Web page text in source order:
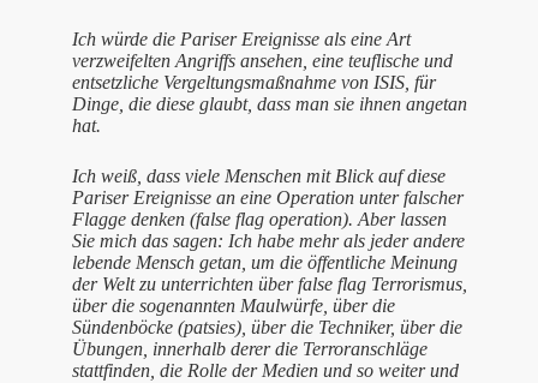
Ich würde die Pariser Ereignisse als eine Art
verzweifelten Angriffs ansehen, eine teuflische und
entsetzliche Vergeltungsmaßnahme von ISIS, für
Dinge, die diese glaubt, dass man sie ihnen angetan
hat.
Ich weiß, dass viele Menschen mit Blick auf diese
Pariser Ereignisse an eine Operation unter falscher
Flagge denken (false flag operation). Aber lassen
Sie mich das sagen: Ich habe mehr als jeder andere
lebende Mensch getan, um die öffentliche Meinung
der Welt zu unterrichten über false flag Terrorismus,
über die sogenannten Maulwürfe, über die
Sündenböcke (patsies), über die Techniker, über die
Übungen, innerhalb derer die Terroranschläge
stattfinden, die Rolle der Medien und so weiter und